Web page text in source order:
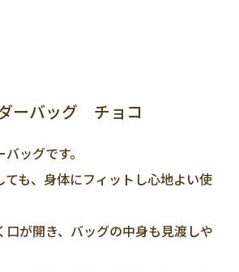
ーバッグ チョコ
ッグです。
も、身体にフィットし心地よい使
が開き、バッグの中身も見渡しや